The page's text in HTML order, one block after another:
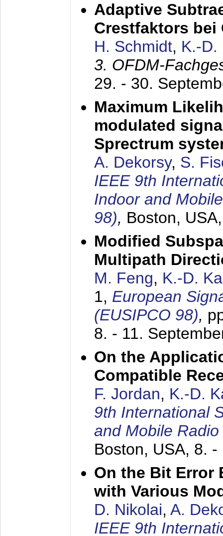
Adaptive
Crestfaktors bei
H. Schmidt, K.-D.
3. OFDM-
29. - 30.
Maximum
modulated
Sprectrum
A. Dekorsy, S.
IEEE 9th
Indoor and
98), Boston,
Modified
Multipath
M. Feng, K.-D.
1, European
(EUSIPCO 98),
8. - 11.
On the
Compatible
F. Jordan, K.-D.
9th International
and Mobile
Boston, USA, 8. -
On the Bit Error
with Various
D. Nikolai, A.
IEEE 9th